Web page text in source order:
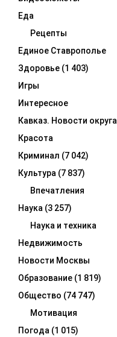
Еда
Рецепты
Единое Ставрополье
Здоровье (1 403)
Игры
Интересное
Кавказ. Новости округа
Красота
Криминал (7 042)
Культура (7 837)
Впечатления
Наука (3 257)
Наука и техника
Недвижимость
Новости Москвы
Образование (1 819)
Общество (74 747)
Мотивация
Погода (1 015)